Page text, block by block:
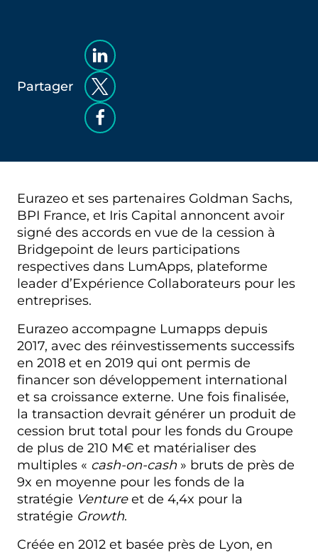
Partager
Eurazeo et ses partenaires Goldman Sachs,
BPI France, et Iris Capital annoncent avoir
signé des accords en vue de la cession à
Bridgepoint de leurs participations
respectives dans LumApps, plateforme
leader d’Expérience Collaborateurs pour les
entreprises.
Eurazeo accompagne Lumapps depuis
2017, avec des réinvestissements successifs
en 2018 et en 2019 qui ont permis de
financer son développement international
et sa croissance externe. Une fois finalisée,
la transaction devrait générer un produit de
cession brut total pour les fonds du Groupe
de plus de 210 M€ et matérialiser des
multiples « cash-on-cash » bruts de près de
9x en moyenne pour les fonds de la
stratégie Ventureet de 4,4x pour la
stratégie Growth.
Créée en 2012 et basée près de Lyon, en